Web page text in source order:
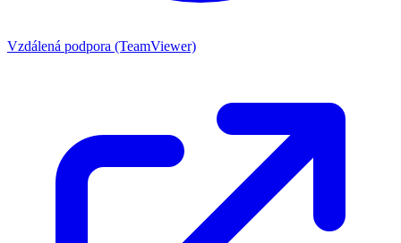
Vzdálená podpora (TeamViewer)